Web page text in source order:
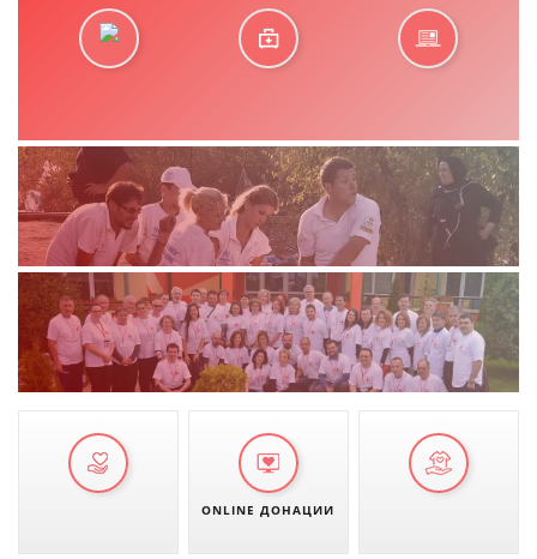
ONLINE ДОНАЦИИ